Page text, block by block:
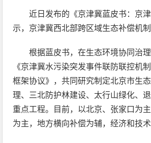
近日发布的《京津冀蓝皮书：京
示，京津冀西北部跨区域生态补偿机制
根据蓝皮书，在生态环境协同治
《京津冀水污染突发事件联防联控机
框架协议》，共同研究制定北京市生
理、三北防护林建设、太行山绿化、
重点工程。目前，以北京、张家口为
为主，地方横向补偿为辅，经济和技